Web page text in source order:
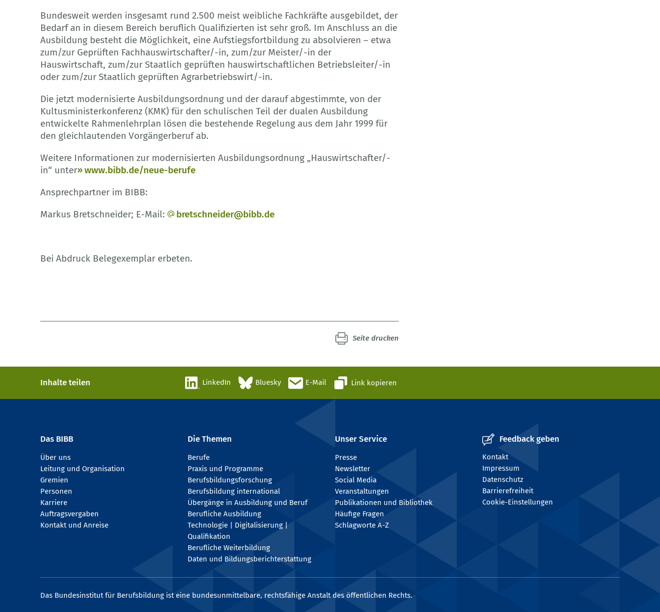
Bundesweit werden insgesamt rund 2.500 meist weibliche Fachkräfte ausgebildet, der
Bedarf an in diesem Bereich beruflich Qualifizierten ist sehr groß. Im Anschluss an die
Ausbildung besteht die Möglichkeit, eine Aufstiegsfortbildung zu absolvieren – etwa
zum/zur Geprüften Fachhauswirtschafter/-in, zum/zur Meister/-in der
Hauswirtschaft, zum/zur Staatlich geprüften hauswirtschaftlichen Betriebsleiter/-in
oder zum/zur Staatlich geprüften Agrarbetriebswirt/-in.
Die jetzt modernisierte Ausbildungsordnung und der darauf abgestimmte, von der
Kultusministerkonferenz (KMK) für den schulischen Teil der dualen Ausbildung
entwickelte Rahmenlehrplan lösen die bestehende Regelung aus dem Jahr 1999 für
den gleichlautenden Vorgängerberuf ab.
Weitere Informationen zur modernisierten Ausbildungsordnung „Hauswirtschafter/-
in“ unter
www.bibb.de/neue-berufe
Ansprechpartner im BIBB:
Markus Bretschneider; E-Mail:
bretschneider@bibb.de
Bei Abdruck Belegexemplar erbeten.
Seite drucken
Inhalte teilen LinkedIn Bluesky E-Mail Link kopieren
Das BIBB
Über uns
Leitung und Organisation
Gremien
Personen
Karriere
Auftragsvergaben
Kontakt und Anreise
Die Themen
Berufe
Praxis und Programme
Berufsbildungsforschung
Berufsbildung international
Übergänge in Ausbildung und Beruf
Berufliche Ausbildung
Technologie | Digitalisierung |
Qualifikation
Berufliche Weiterbildung
Daten und Bildungsberichterstattung
Unser Service
Presse
Newsletter
Social Media
Veranstaltungen
Publikationen und Bibliothek
Häufige Fragen
Schlagworte A-Z
Feedback geben
Kontakt
Impressum
Datenschutz
Barrierefreiheit
Cookie-Einstellungen
Das Bundesinstitut für Berufsbildung ist eine bundesunmittelbare, rechtsfähige Anstalt des öffentlichen Rechts.